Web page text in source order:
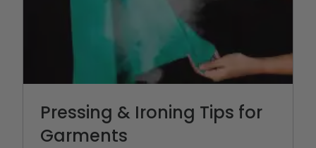
Pressing & Ironing Tips for
Garments